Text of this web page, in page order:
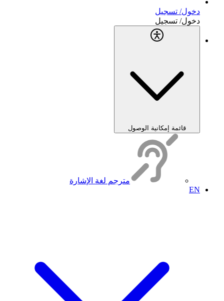
دخول/ تسجيل
دخول/ تسجيل
قائمة إمكانية الوصول
مترجم لغة الإشارة
EN